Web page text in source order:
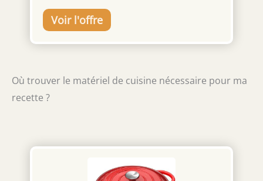
Nez racé et élégant qui possède une vrai
complexité et de la finesse. Bouche dominée
par la framboise avec des notes giboyeuses
16°C.
Où trouver le matériel de cuisine nécessaire pour ma
recette ?